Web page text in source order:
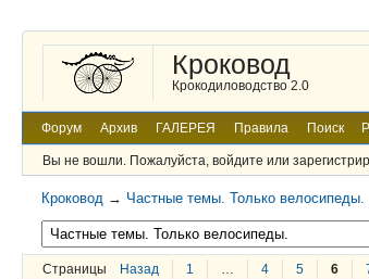
Кроковод
Крокодиловодство 2.0
Форум Архив ГАЛЕРЕЯ Правила Поиск
Вы не вошли. Пожалуйста, войдите или
Кроковод → Частные темы. Только велосипеды.
Страницы Назад 1 … 4 5 6